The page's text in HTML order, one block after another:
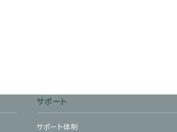
サポート
サポート体制